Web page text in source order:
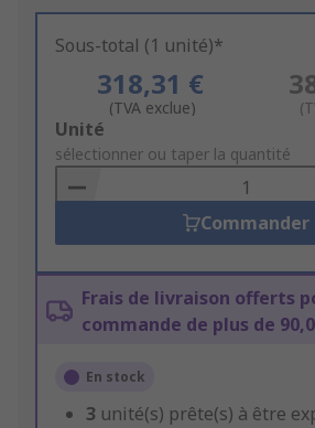
Sous-total (1 unité)*
318,31 €
(TVA exclue)
Add
to
Basket
Unité
sélectionner ou taper la quantité
Commander
Frais de livraison offerts
commande de plus de
En stock
3 unité(s) prête(s) à être